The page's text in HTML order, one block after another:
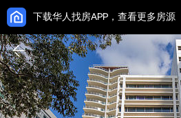
下载华人找房APP，查看更多房源